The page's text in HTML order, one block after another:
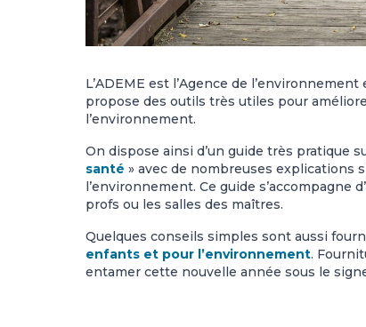
L’ADEME est l’Agence de
propose des outils très utiles pour
l’environnement.
On dispose ainsi d’un guide très pratique
santé » avec de nombreuses
l’environnement. Ce guide s’accompagne
profs ou les salles des maîtres.
Quelques conseils simples sont aussi
enfants et pour l’environnement.
entamer cette nouvelle année sous le